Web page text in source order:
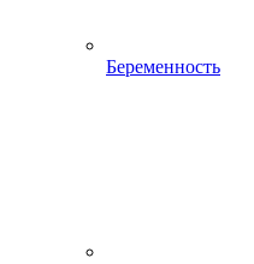
Беременность